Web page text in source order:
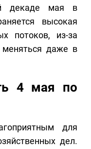
декаде мая в
высокая
потоков, из-за
даже в
4 мая по
для
дел.